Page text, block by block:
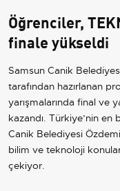
Öğrenciler,
finale yükseldi
Samsun Canik
tarafından hazırlanan
yarışmalarında final ve
kazandı. Türkiye’nin en
Canik Belediyesi
bilim ve teknoloji
çekiyor.